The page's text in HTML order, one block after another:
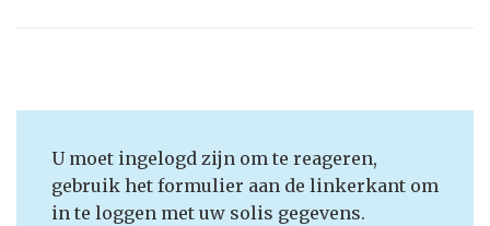
U moet ingelogd zijn om te reageren,
gebruik het formulier aan de linkerkant om
in te loggen met uw solis gegevens.